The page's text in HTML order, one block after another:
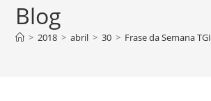
Blog
> 2018 > abril > 30 > Frase da Semana TGI